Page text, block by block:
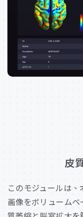
皮
このモジュールは
画像をボリューム